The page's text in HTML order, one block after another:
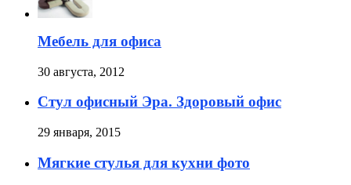
Мебель для офиса
30 августа, 2012
Стул офисный Эра. Здоровый офис
29 января, 2015
Мягкие стулья для кухни фото